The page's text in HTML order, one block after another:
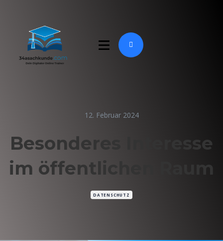
12. Februar 2024
Besonderes Interesse
im öffentlichen Raum
DATENSCHUTZ